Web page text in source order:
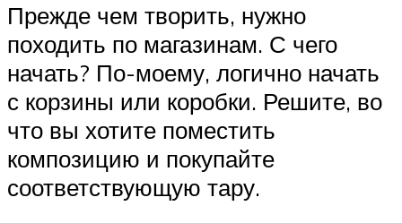
Прежде чем творить, нужно
походить по магазинам. С чего
начать? По-моему, логично начать
с корзины или коробки. Решите, во
что вы хотите поместить
композицию и покупайте
соответствующую тару.